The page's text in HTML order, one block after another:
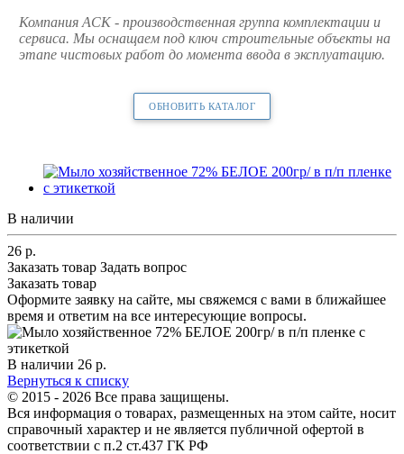
Компания АСК - производственная группа комплектации и
сервиса. Мы оснащаем под ключ строительные объекты на
этапе чистовых работ до момента ввода в эксплуатацию.
ОБНОВИТЬ КАТАЛОГ
В наличии
26 р.
Заказать товар Задать вопрос
Заказать товар
Оформите заявку на сайте, мы свяжемся с вами в ближайшее
время и ответим на все интересующие вопросы.
В наличии 26 р.
Вернуться к списку
© 2015 - 2026 Все права защищены.
Вся информация о товарах, размещенных на этом сайте, носит
справочный характер и не является публичной офертой в
соответствии с п.2 ст.437 ГК РФ